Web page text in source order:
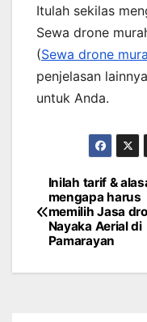
Itulah sekilas
Sewa drone
(Sewa drone
penjelasan
untuk Anda.
Post
Inilah tarif &
mengapa harus
memilih Jasa
Nayaka Aerial di
Pamarayan